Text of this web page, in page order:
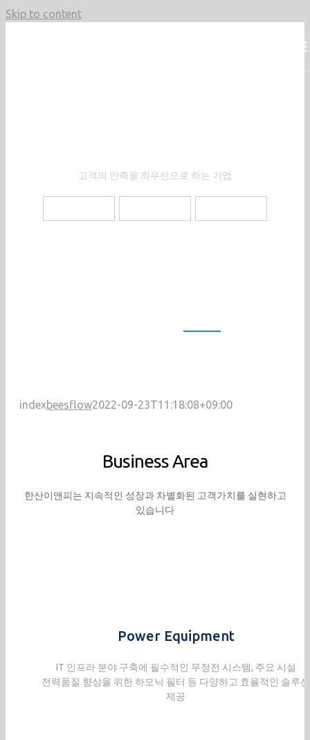
Skip to content
고객의 만족을 최우선으로 하는 기업
indexbeesflow2022-09-23T11:18:08+09:00
Business Area
한산이앤피는 지속적인 성장과 차별화된 고객가치를 실현하고
있습니다
Power Equipment
IT 인프라 분야 구축에 필수적인 무정전 시스템, 주요 시설
전력품질 향상을 위한 하모닉 필터 등 다양하고 효율적인 솔루션
제공